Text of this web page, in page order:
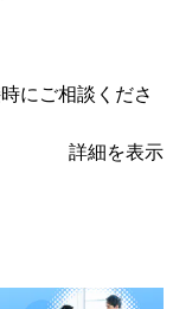
にご相談くださ
詳細を表示